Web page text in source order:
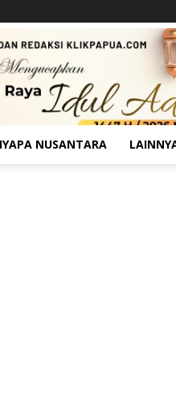
NUSANTARA